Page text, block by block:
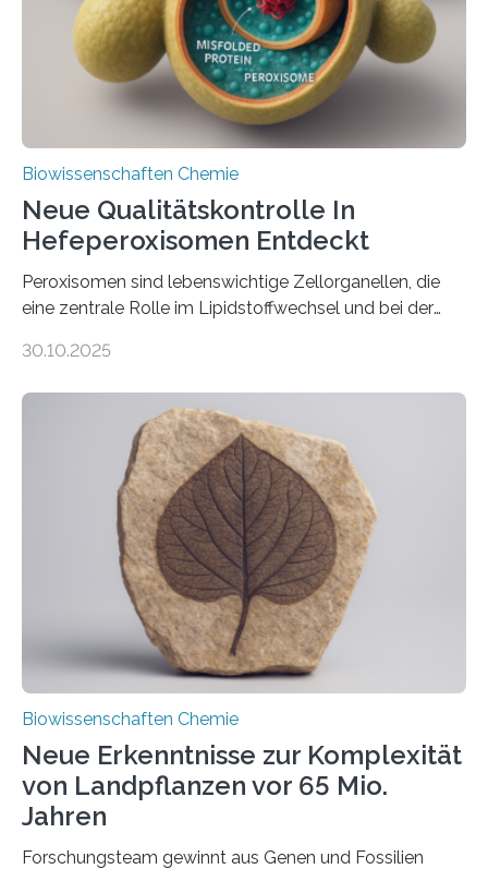
Biowissenschaften Chemie
Neue Qualitätskontrolle In
Hefeperoxisomen Entdeckt
Peroxisomen sind lebenswichtige Zellorganellen, die
eine zentrale Rolle im Lipidstoffwechsel und bei der
erfüllen können, müssen zahlreiche Enzyme präzise in
der Ruhr-Universität Bochum um Prof. Dr. Ralf Erdmann
und Dr. Ismaila Francis Yusuf hat nun einen bislang
unbekannten Qualitätskontrollmechanismus des
peroxisomalen Proteintransports in der Bäckerhefe
Saccharomyces cerevisiae entdeckt, der für die
Funktionsfähigkeit der Organellen entscheidend ist. Die
Studie wurde am 28. Oktober 2025 in der
Fachzeitschrift…
30.10.2025
Biowissenschaften Chemie
Neue Erkenntnisse zur Komplexität
von Landpflanzen vor 65 Mio.
Jahren
Forschungsteam gewinnt aus Genen und Fossilien